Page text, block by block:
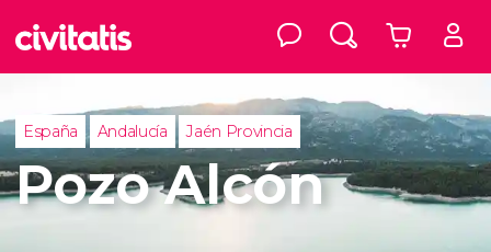
España Andalucía Jaén Provincia
Pozo Alcón